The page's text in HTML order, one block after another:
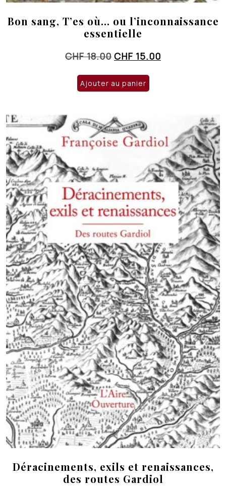
Bon sang, T’es où… ou l’inconnaissance
essentielle
CHF18.00 Le
initial
CHF 15.00
Ajouter au panier
Déracinements, exils et renaissances,
des routes Gardiol